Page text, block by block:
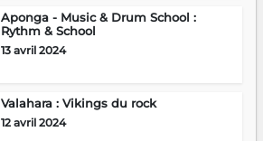
Aponga - Music & Drum School :
Rythm & School
13 avril 2024
Valahara : Vikings du rock
12 avril 2024